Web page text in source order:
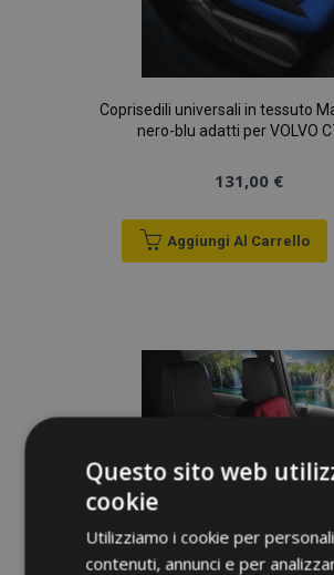
Coprisedili universali in tessuto
nero-blu adatti per VOLVO
131,00 €
Aggiungi Al Carrello
Questo sito web
cookie
Utilizziamo i cookie per
contenuti, annunci e per